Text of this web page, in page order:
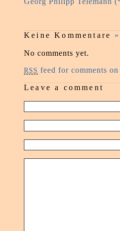
Keine Kommentare »
No comments yet.
RSS feed for comments
Leave a comment